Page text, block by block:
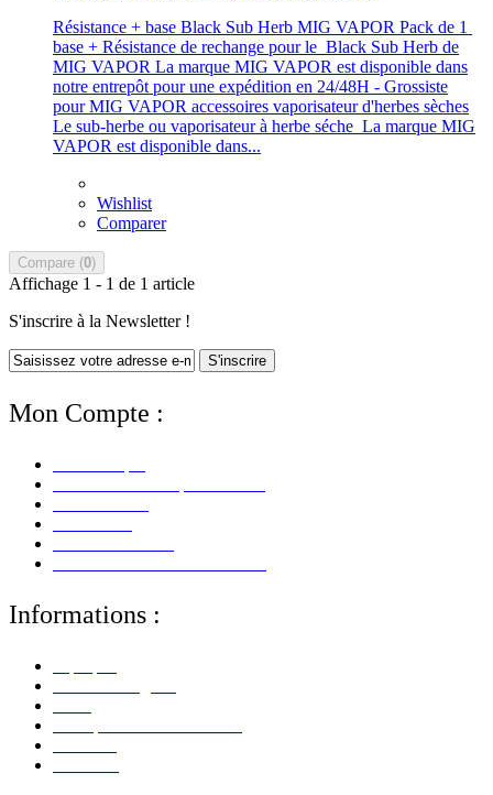
Résistance + base Black Sub Herb MIG VAPOR Pack de 1
base + Résistance de rechange pour le Black Sub Herb de
MIG VAPOR La marque MIG VAPOR est disponible dans
notre entrepôt pour une expédition en 24/48H - Grossiste
pour MIG VAPOR accessoires vaporisateur d'herbes sèches
Le sub-herbe ou vaporisateur à herbe séche La marque MIG
VAPOR est disponible dans...
Wishlist
Comparer
Compare (0)
Affichage 1 - 1 de 1 article
S'inscrire à la Newsletter !
S'inscrire
Mon Compte :
Informations :